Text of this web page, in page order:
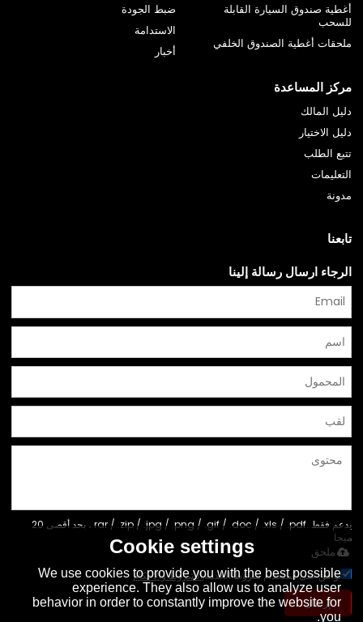
أغطية صندوق السيارة القابلة
للسحب
ملحقات أغطية الصندوق الخلفي
ضبط الجودة
الاستدامة
أخبار
مركز المساعدة
دليل المالك
دليل الاختيار
تتبع الطلب
التعليمات
مدونة
تابعنا
الرجاء ارسال رسالة إلينا
يدعم فقط .rar / .zip / .jpg / .png / .gif / .doc / .xls / .pdf ، بحد أقصى 20
ميجا
ملحق
توافق على استخدام شروط الخدمة,الشروط والاحكام
إرسال
Cookie settings
We use cookies to provide you with the best possible
experience. They also allow us to analyze user
behavior in order to constantly improve the website for
you.